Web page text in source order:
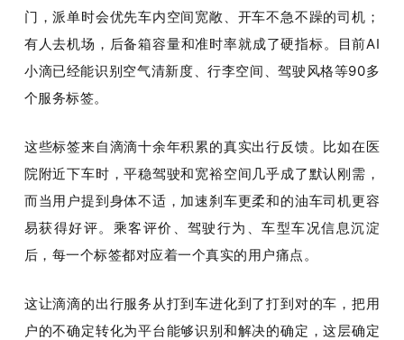
门，派单时会优先车内空间宽敞、开车不急不躁的司机；
有人去机场，后备箱容量和准时率就成了硬指标。目前AI
小滴已经能识别空气清新度、行李空间、驾驶风格等90多
个服务标签。
这些标签来自滴滴十余年积累的真实出行反馈。比如在医
院附近下车时，平稳驾驶和宽裕空间几乎成了默认刚需，
而当用户提到身体不适，加速刹车更柔和的油车司机更容
易获得好评。乘客评价、驾驶行为、车型车况信息沉淀
后，每一个标签都对应着一个真实的用户痛点。
这让滴滴的出行服务从打到车进化到了打到对的车，把用
户的不确定转化为平台能够识别和解决的确定，这层确定